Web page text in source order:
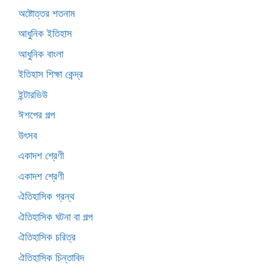
অষ্টোত্তর শতনাম
আধুনিক ইতিহাস
আধুনিক বাংলা
ইতিহাস শিক্ষা কেন্দ্র
ইন্টারভিউ
ঈশপের গল্প
উৎসব
একাদশ শ্রেণী
একাদশ শ্রেণী
ঐতিহাসিক গ্রন্থ
ঐতিহাসিক ঘটনা বা গল্প
ঐতিহাসিক চরিত্র
ঐতিহাসিক চিন্তাবিদ